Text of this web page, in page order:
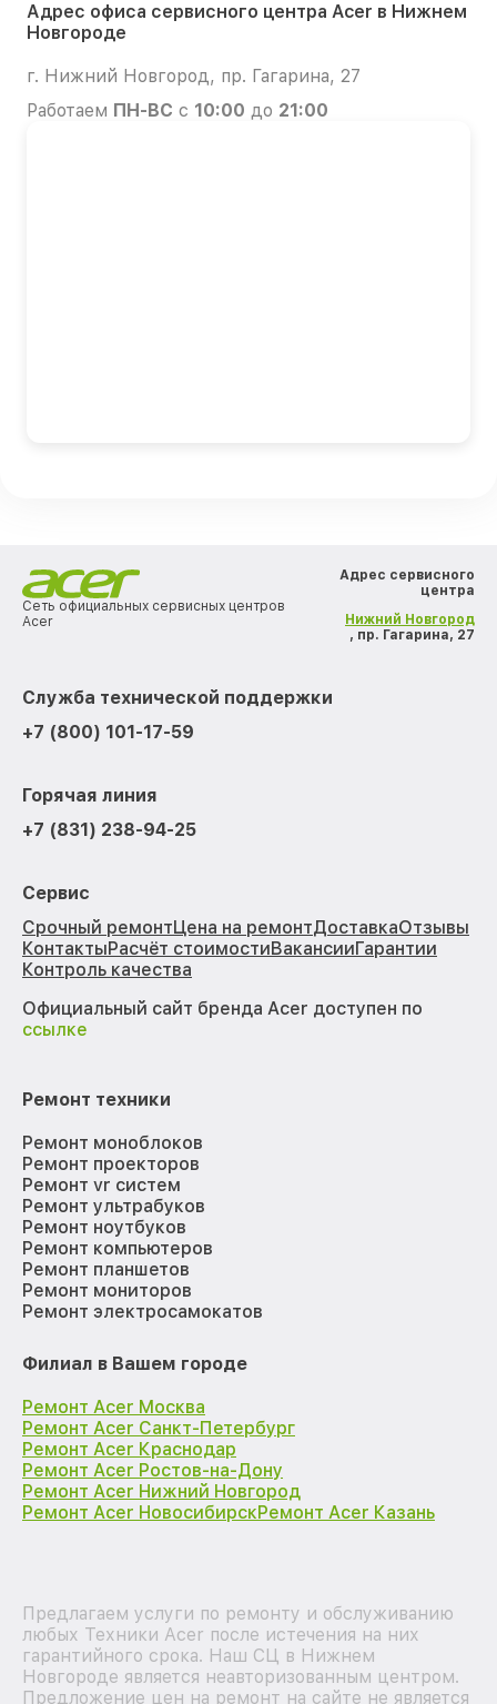
Адрес офиса сервисного центра Acer в Нижнем
Новгороде
г. Нижний Новгород, пр. Гагарина, 27
Работаем ПН-ВС с 10:00 до 21:00
Сеть официальных сервисных центров
Acer
Адрес сервисного
центра
Нижний Новгород
, пр. Гагарина, 27
Служба технической поддержки
+7 (800) 101-17-59
Горячая линия
+7 (831) 238-94-25
Сервис
Срочный ремонтЦена на ремонтДоставкаОтзывы
КонтактыРасчёт стоимостиВакансииГарантии
Контроль качества
Официальный сайт бренда Acer доступен по
ссылке
Ремонт техники
Ремонт моноблоков
Ремонт проекторов
Ремонт vr систем
Ремонт ультрабуков
Ремонт ноутбуков
Ремонт компьютеров
Ремонт планшетов
Ремонт мониторов
Ремонт электросамокатов
Филиал в Вашем городе
Ремонт Acer Москва
Ремонт Acer Санкт-Петербург
Ремонт Acer Краснодар
Ремонт Acer Ростов-на-Дону
Ремонт Acer Нижний Новгород
Ремонт Acer НовосибирскРемонт Acer Казань
Предлагаем услуги по ремонту и обслуживанию
любых Техники Acer после истечения на них
гарантийного срока. Наш СЦ в Нижнем
Новгороде является неавторизованным центром.
Предложение цен на ремонт на сайте не является